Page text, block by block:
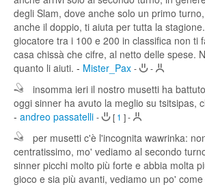
degli Slam, dove anche solo un primo
anche il doppio, ti aiuta per tutta la
giocatore tra i 100 e 200 in classifica non ti
casa chissà che cifre, al netto delle spese.
quanto li aiuti. - Mister_Pax - -
insomma ieri il nostro musetti ha
oggi sinner ha avuto la meglio su tsitsipas,
- andreo passatelli - [ 1 ]-
per musetti c'è l'incognita wawrinka:
centratissimo, mo' vediamo al secondo
sinner picchi molto più forte e abbia molta
gioco e sia più avanti, vediamo un po'